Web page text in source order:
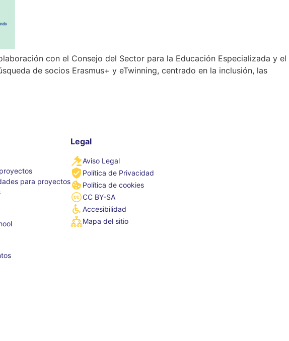
con el Consejo del Sector para la Educación Especializada y el
de socios Erasmus+ y eTwinning, centrado en la inclusión, las
para proyectos
Legal
Aviso Legal
Política de Privacidad
Política de cookies
CC BY-SA
Accesibilidad
Mapa del sitio